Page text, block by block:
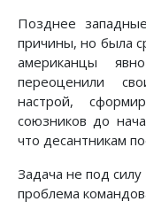
Позднее
причины, но была
американцы
переоценили
настрой,
союзников до
что десантникам
Задача не под
проблема